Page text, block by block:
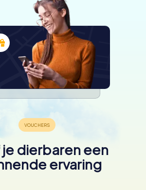
dierbaren een
ervaring